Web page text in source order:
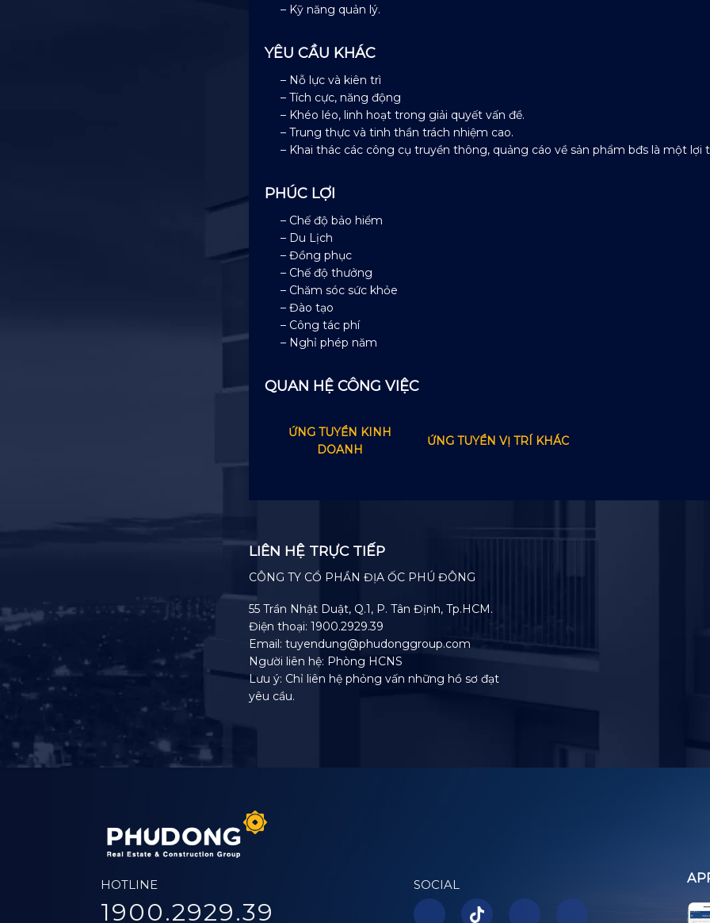
– Kỹ năng quản lý.
YÊU CẦU KHÁC
– Nỗ lực và kiên trì
– Tích cực, năng động
– Khéo léo, linh hoạt trong giải quyết vấn đề.
– Trung thực và tinh thần trách nhiệm cao.
– Khai thác các công cụ truyền thông, quảng cáo về sản phẩm bđs là một lợi
PHÚC LỢI
– Chế độ bảo hiểm
– Du Lịch
– Đồng phục
– Chế độ thưởng
– Chăm sóc sức khỏe
– Đào tạo
– Công tác phí
– Nghỉ phép năm
QUAN HỆ CÔNG VIỆC
ỨNG TUYỂN KINH
DOANH
ỨNG TUYỂN VỊ TRÍ KHÁC
LIÊN HỆ TRỰC TIẾP
CÔNG TY CỔ PHẦN ĐỊA ỐC PHÚ ĐÔNG
55 Trần Nhật Duật, Q.1, P. Tân Định, Tp.HCM.
Điện thoại: 1900.2929.39
Email: tuyendung@phudonggroup.com
Người liên hệ: Phòng HCNS
Lưu ý: Chỉ liên hệ phỏng vấn những hồ sơ đạt
yêu cầu.
HOTLINE
1900.2929.39
SOCIAL